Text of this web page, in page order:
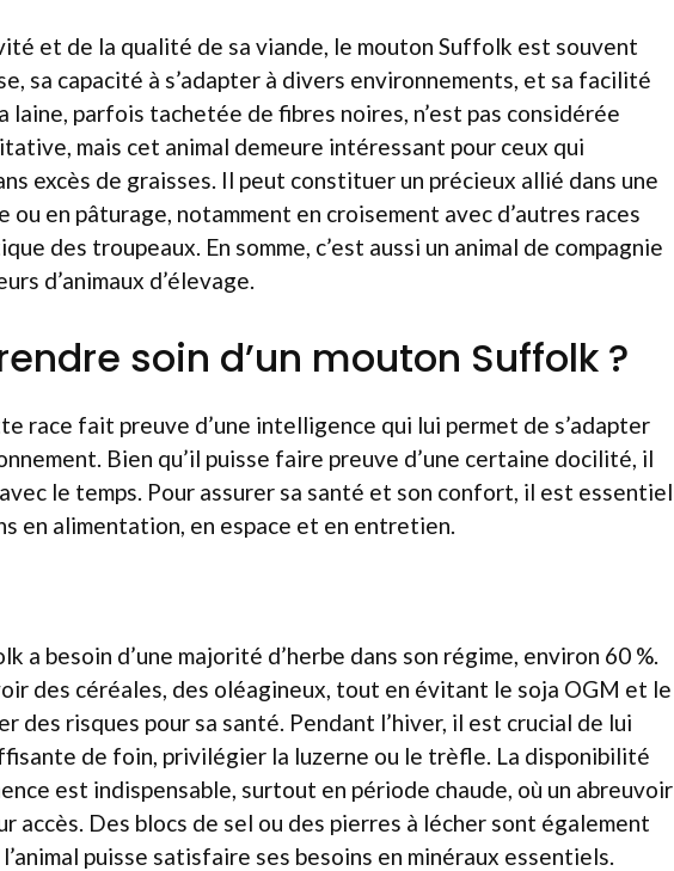
et de la qualité de sa viande, le mouton Suffolk est souvent
sa capacité à s’adapter à divers environnements, et sa facilité
laine, parfois tachetée de fibres noires, n’est pas considérée
mais cet animal demeure intéressant pour ceux qui
excès de graisses. Il peut constituer un précieux allié dans une
en pâturage, notamment en croisement avec d’autres races
des troupeaux. En somme, c’est aussi un animal de compagnie
d’animaux d’élevage.
soin d’un mouton Suffolk ?
race fait preuve d’une intelligence qui lui permet de s’adapter
Bien qu’il puisse faire preuve d’une certaine docilité, il
le temps. Pour assurer sa santé et son confort, il est essentiel
en alimentation, en espace et en entretien.
a besoin d’une majorité d’herbe dans son régime, environ 60 %.
des céréales, des oléagineux, tout en évitant le soja OGM et le
des risques pour sa santé. Pendant l’hiver, il est crucial de lui
de foin, privilégier la luzerne ou le trèfle. La disponibilité
est indispensable, surtout en période chaude, où un abreuvoir
accès. Des blocs de sel ou des pierres à lécher sont également
puisse satisfaire ses besoins en minéraux essentiels.